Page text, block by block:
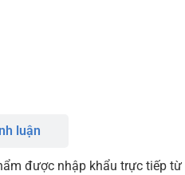
luận
được nhập khẩu trực tiếp